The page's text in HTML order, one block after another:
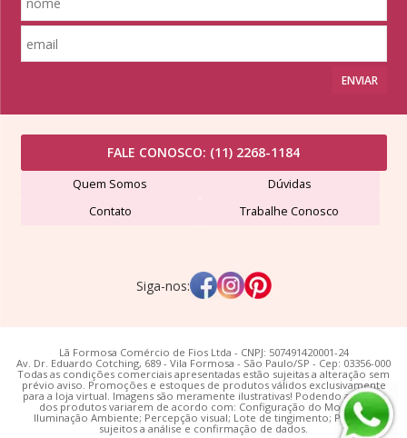
ENVIAR
FALE CONOSCO: (11) 2268-1184
Quem Somos
Dúvidas
Contato
Trabalhe Conosco
Siga-nos:
Lã Formosa Comércio de Fios Ltda - CNPJ: 507491420001-24
Av. Dr. Eduardo Cotching, 689 - Vila Formosa - São Paulo/SP - Cep: 03356-000
Todas as condições comerciais apresentadas estão sujeitas a alteração sem
prévio aviso. Promoções e estoques de produtos válidos exclusivamente
para a loja virtual. Imagens são meramente ilustrativas! Podendo as cores
dos produtos variarem de acordo com: Configuração do Monitor;
Iluminação Ambiente; Percepção visual; Lote de tingimento; Pedidos
sujeitos a análise e confirmação de dados.